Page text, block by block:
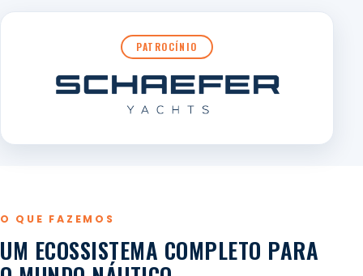
PATROCÍNIO
O QUE FAZEMOS
UM ECOSSISTEMA COMPLETO PARA